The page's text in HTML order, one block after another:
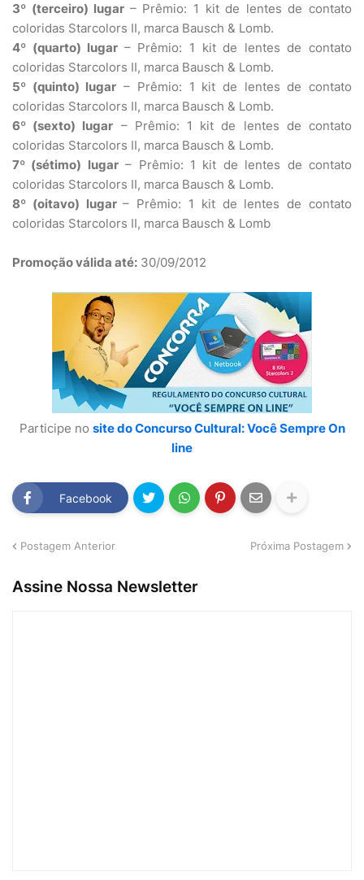
3º (terceiro) lugar – Prêmio: 1 kit de lentes de contato
coloridas Starcolors II, marca Bausch & Lomb.
4º (quarto) lugar – Prêmio: 1 kit de lentes de contato
coloridas Starcolors II, marca Bausch & Lomb.
5º (quinto) lugar – Prêmio: 1 kit de lentes de contato
coloridas Starcolors II, marca Bausch & Lomb.
6º (sexto) lugar – Prêmio: 1 kit de lentes de contato
coloridas Starcolors II, marca Bausch & Lomb.
7º (sétimo) lugar– Prêmio: 1 kit de lentes de contato
coloridas Starcolors II, marca Bausch & Lomb.
8º (oitavo) lugar– Prêmio: 1 kit de lentes de contato
coloridas Starcolors II, marca Bausch & Lomb
Promoção válida até: 30/09/2012
Participe no site do Concurso Cultural: Você Sempre On
line
Facebook
Postagem Anterior Próxima Postagem
Assine Nossa Newsletter